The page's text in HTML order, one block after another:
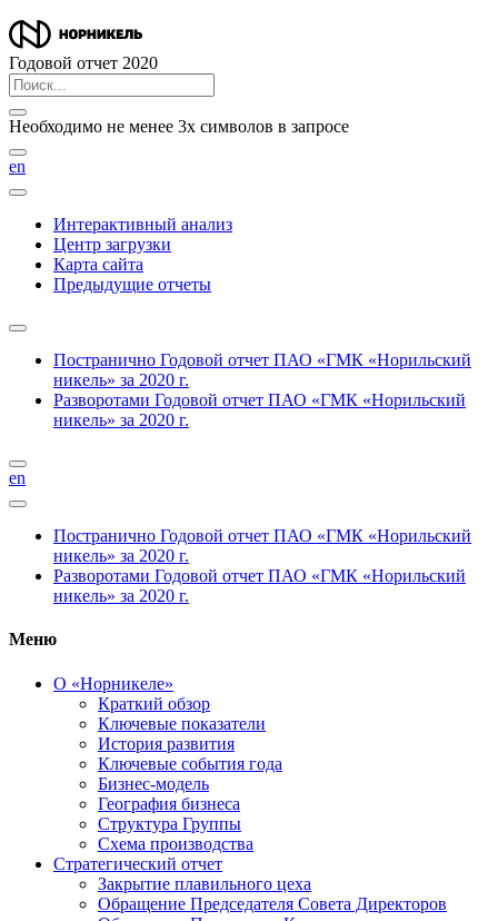
Годовой отчет 2020
Необходимо не менее 3х символов в запросе
en
Интерактивный анализ
Центр загрузки
Карта сайта
Предыдущие отчеты
Постранично Годовой отчет ПАО «ГМК «Норильский
никель» за 2020 г.
Разворотами Годовой отчет ПАО «ГМК «Норильский
никель» за 2020 г.
en
Постранично Годовой отчет ПАО «ГМК «Норильский
никель» за 2020 г.
Разворотами Годовой отчет ПАО «ГМК «Норильский
никель» за 2020 г.
Меню
О «Норникеле»
Краткий обзор
Ключевые показатели
История развития
Ключевые события года
Бизнес-модель
География бизнеса
Структура Группы
Схема производства
Стратегический отчет
Закрытие плавильного цеха
Обращение Председателя Совета Директоров